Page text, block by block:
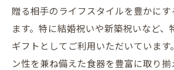
贈る相手のライフスタイルを豊かにす
ます。特に結婚祝いや新築祝いなど、
ギフトとしてご利用いただいています
ン性を兼ね備えた食器を豊富に取り